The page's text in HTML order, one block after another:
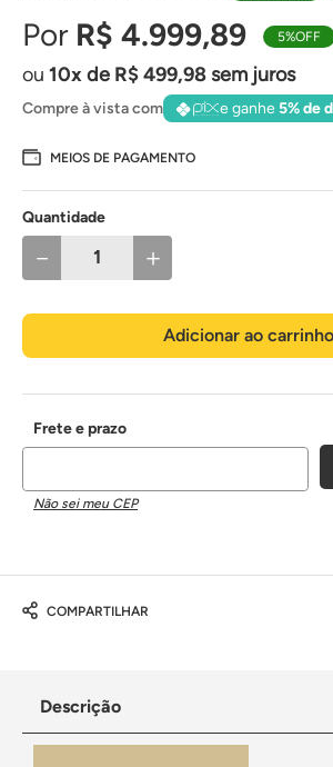
R$ 4.999,89 5%OFF
10 de R$499,98sem juros
Compre à vista com e ganhe5% de
MEIOS DE PAGAMENTO
Quantidade
＋
－
Adicionar ao carrinho
Não sei meu CEP
COMPARTILHAR
Descrição